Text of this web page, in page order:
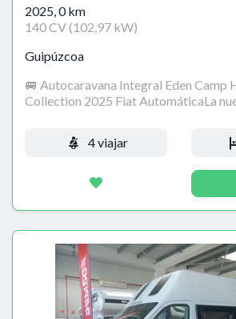
2025, 0 km
140 CV (102,97 kW)
Guipúzcoa
🚐 Autocaravana Integral Eden Camp
Collection 2025 Fiat AutomáticaLa
4 viajar